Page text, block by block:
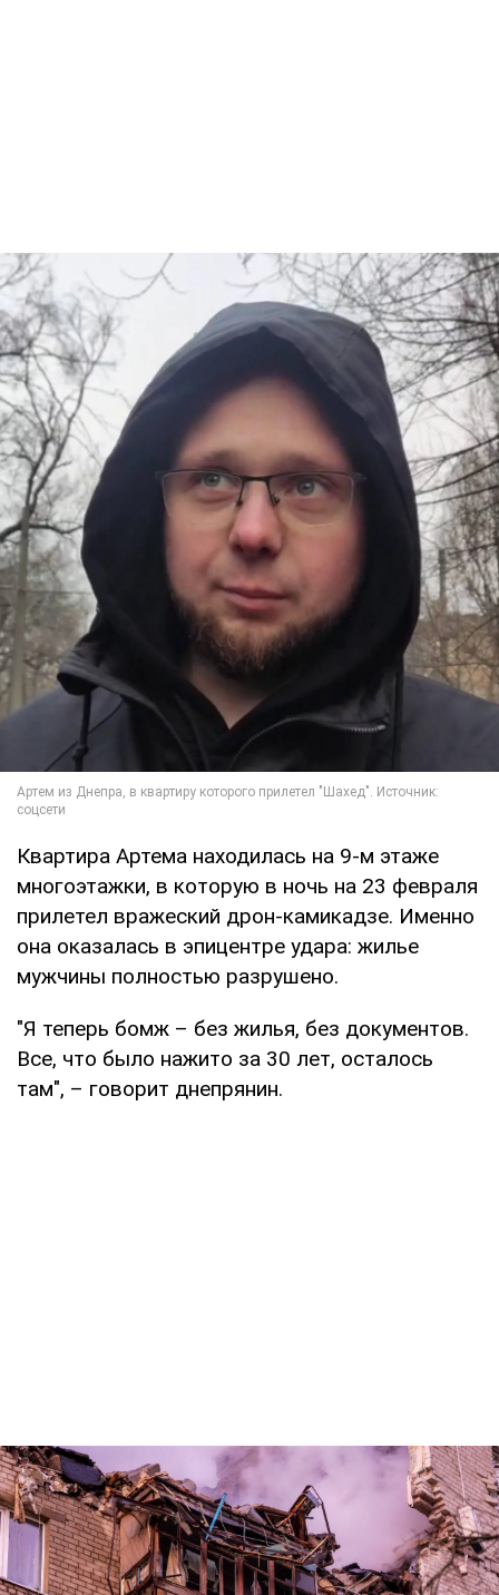
Квартира Артема находилась на 9-м этаже
многоэтажки, в которую в ночь на 23 февраля
прилетел вражеский дрон-камикадзе. Именно
она оказалась в эпицентре удара: жилье
мужчины полностью разрушено.
"Я теперь бомж – без жилья, без документов.
Все, что было нажито за 30 лет, осталось
там", – говорит днепрянин.